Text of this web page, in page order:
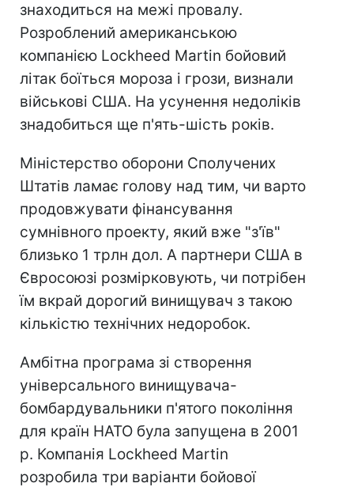
знаходиться на межі провалу.
Розроблений американською
компанією Lockheed Martin бойовий
літак боїться мороза і грози, визнали
військові США. На усунення недоліків
знадобиться ще п'ять-шість років.
Міністерство оборони Сполучених
Штатів ламає голову над тим, чи варто
продовжувати фінансування
сумнівного проекту, який вже "з'їв"
близько 1 трлн дол. А партнери США в
Євросоюзі розмірковують, чи потрібен
їм вкрай дорогий винищувач з такою
кількістю технічних недоробок.
Амбітна програма зі створення
універсального винищувача-
бомбардувальники п'ятого покоління
для країн НАТО була запущена в 2001
р. Компанія Lockheed Martin
розробила три варіанти бойової